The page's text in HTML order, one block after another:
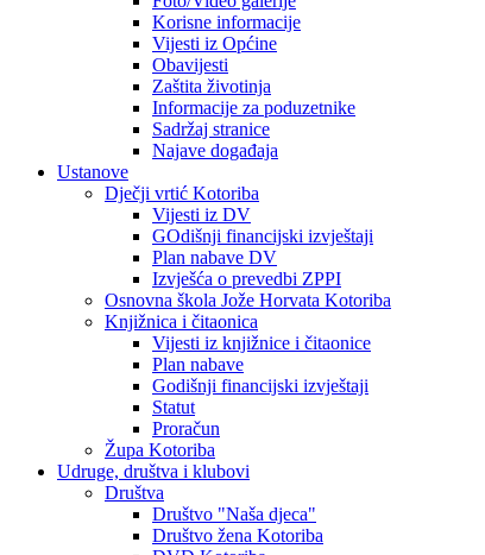
Korisne informacije
Vijesti iz Općine
Obavijesti
Zaštita životinja
Informacije za poduzetnike
Sadržaj stranice
Najave događaja
Ustanove
Dječji vrtić Kotoriba
Vijesti iz DV
GOdišnji financijski izvještaji
Plan nabave DV
Izvješća o prevedbi ZPPI
Osnovna škola Jože Horvata Kotoriba
Knjižnica i čitaonica
Vijesti iz knjižnice i čitaonice
Plan nabave
Godišnji financijski izvještaji
Statut
Proračun
Župa Kotoriba
Udruge, društva i klubovi
Društva
Društvo "Naša djeca"
Društvo žena Kotoriba